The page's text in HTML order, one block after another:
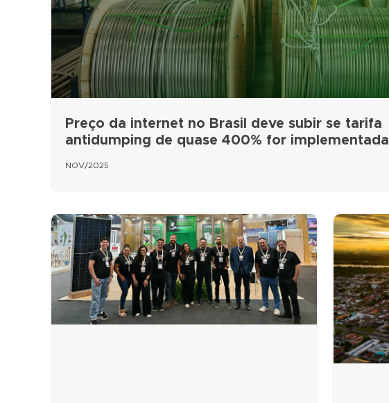
Preço da internet no Brasil deve subir se tarifa
antidumping de quase 400% for implementada
NOV/2025